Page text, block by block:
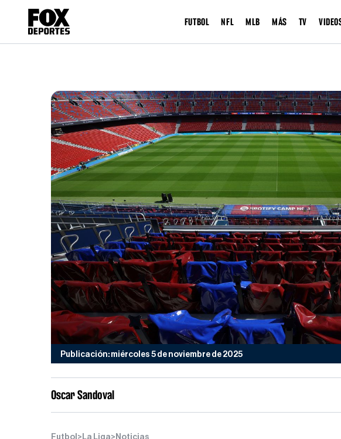
FUTBOL NFL MLB MÁS TV
Publicación: miércoles 5 de noviembre de 2025
Oscar Sandoval
Futbol > La Liga> Noticias